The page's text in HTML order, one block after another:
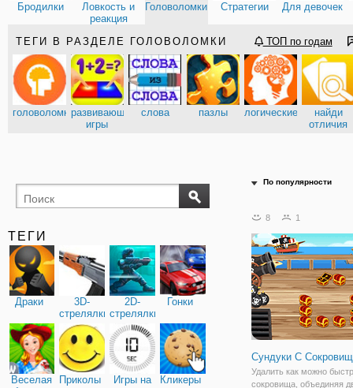
Бродилки
Ловкость и
реакция
Головоломки Стратегии Для девочек
ТЕГИ В РАЗДЕЛЕ ГОЛОВОЛОМКИ ТОП по годам
головоломкиразвивающие
игры
слова пазлы логические
найди
отличия
предметов
ТЕГИ
Драки
3D-
стрелялки
2D-
стрелялки
Гонки
Веселая
Приколы
Игры на
Кликеры
По популярности
8 1
Сундуки С
Удалить как можно
сокровища, объединяя